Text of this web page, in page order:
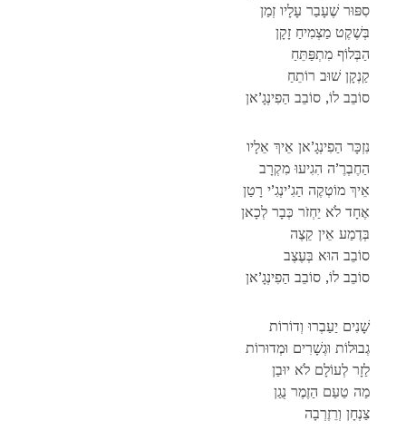
סִפּוּר שֶׁעָבַר עָלָיו זְמַן
בְּשֶׁקֶט מַצְמִיחַ זָקָן
הַבְּלוֹף מִתְפַּתֵּחַ
קַנְקָן שׁוּב רוֹתֵחַ
סוֹבֵב לוֹ, סוֹבֵב הַפִינְגָ’אן
נִזְכָּר הַפִינְגָ’אן אֵיךְ אֵלָיו
הַחֶבְרֶ’ה הִגִיעוּ מִקְרָב
אֵיךְ מוֹטְקֶה הַגִ’ינְגִ’י רָטַן
אֶחָד לֹא יַחְזֹר כְּבָר לְכָאן
בְּדֶמַע אֵין קֵצֶה
סוֹבֵב הוּא בְּעֶצֶב
סוֹבֵב לוֹ, סוֹבֵב הַפִינְגָ’אן
שָׁנִים יַעַבְרוּ וְדוֹרוֹת
גְבוּלוֹת וּגְשָׁרִים וּמְדוּרוֹת
לַזָר לְעוֹלָם לֹא יוּבַן
מַה טַעַם הַזֶמֶר נֻגַן
צַנְחָן וְרֵזֶרְבָה